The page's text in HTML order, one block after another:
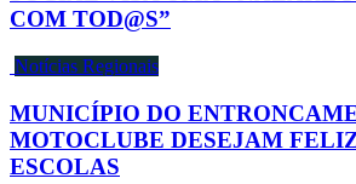
COM TOD@S”
Notícias Regionais
MUNICÍPIO DO
MOTOCLUBE DESEJAM
ESCOLAS